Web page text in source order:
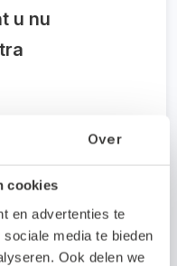
Over
cookies
en advertenties te
media te bieden
Ook delen we
u nu
nu direct
nummer en
u een groot
handmatig in te